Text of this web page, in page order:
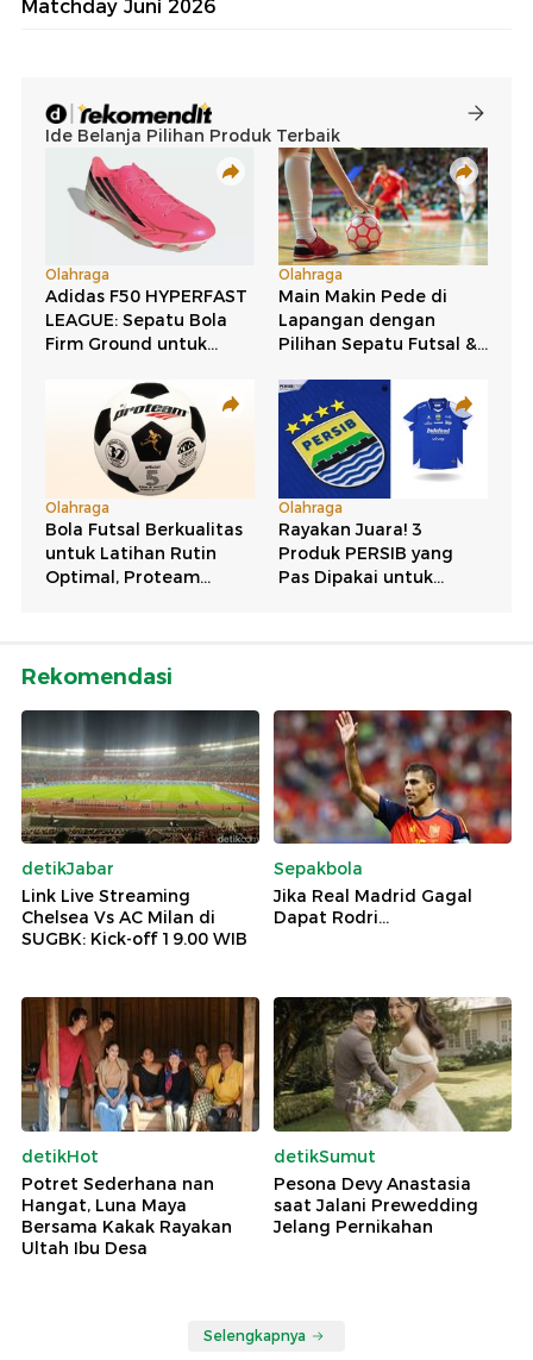
Matchday Juni 2026
Rekomendasi
detikJabar
Link Live Streaming
Chelsea Vs AC Milan di
SUGBK: Kick-off 19.00 WIB
Sepakbola
Jika Real Madrid Gagal
Dapat Rodri...
detikHot
Potret Sederhana nan
Hangat, Luna Maya
Bersama Kakak Rayakan
Ultah Ibu Desa
detikSumut
Pesona Devy Anastasia
saat Jalani Prewedding
Jelang Pernikahan
Selengkapnya